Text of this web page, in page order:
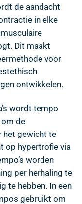
de aandacht
in elke
Dit maakt
voor
ontwikkelen.
wordt tempo
om de
het gewicht te
op hypertrofie via
worden
per herhaling te
te hebben. In een
gebruikt om